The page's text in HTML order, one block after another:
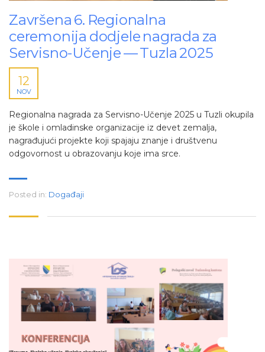
Završena 6. Regionalna
ceremonija dodjele nagrada za
Servisno-Učenje — Tuzla 2025
12
NOV
Regionalna nagrada za Servisno-Učenje 2025 u Tuzli okupila
je škole i omladinske organizacije iz devet zemalja,
nagrađujući projekte koji spajaju znanje i društvenu
odgovornost u obrazovanju koje ima srce.
Posted in: Događaji